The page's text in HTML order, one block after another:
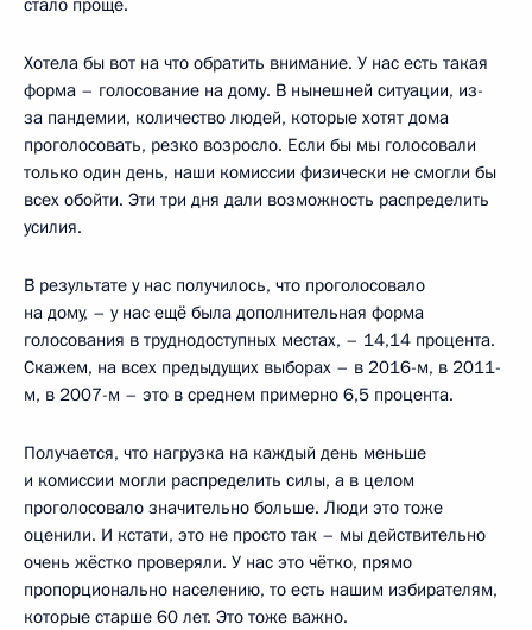
Хотела бы вот на что обратить внимание. У нас есть такая
форма – голосование на дому. В нынешней ситуации, из-
за пандемии, количество людей, которые хотят дома
проголосовать, резко возросло. Если бы мы голосовали
только один день, наши комиссии физически не смогли бы
всех обойти. Эти три дня дали возможность распределить
усилия.
В результате у нас получилось, что проголосовало
на дому, – у нас ещё была дополнительная форма
голосования в труднодоступных местах, – 14,14 процента.
Скажем, на всех предыдущих выборах – в 2016-м, в 2011-
м, в 2007-м – это в среднем примерно 6,5 процента.
Получается, что нагрузка на каждый день меньше
и комиссии могли распределить силы, а в целом
проголосовало значительно больше. Люди это тоже
оценили. И кстати, это не просто так – мы действительно
очень жёстко проверяли. У нас это чётко, прямо
пропорционально населению, то есть нашим избирателям,
которые старше 60 лет. Это тоже важно.